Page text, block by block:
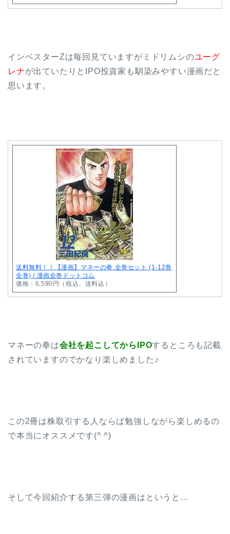
インベスターZは毎回見ていますがミドリムシのユーグ
レナが出ていたりとIPO投資家も馴染みやすい漫画だと
思います。
送料無料！！【漫画】マネーの拳 全巻セット (1-12巻
全巻) / 漫画全巻ドットコム
価格：6,590円（税込、送料込）
マネーの拳は会社を起こしてからIPOするところも記載
されていますのでかなり楽しめました♪
この2冊は株取引する人ならば勉強しながら楽しめるの
で本当にオススメです(^ ^)
そして今回紹介する第三弾の漫画はというと…